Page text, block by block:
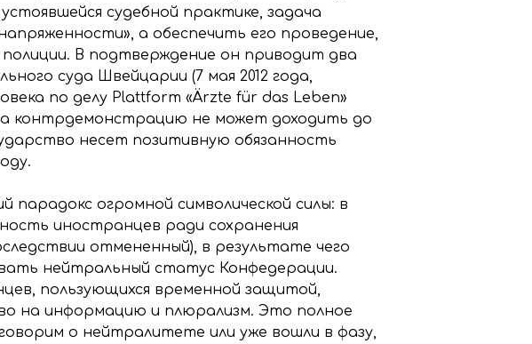
судебной практике, задача
а обеспечить его проведение,
В подтверждение он приводит два
суда Швейцарии (7 мая 2012 года,
по делу Plattform «Ärzte für das Leben»
контрдемонстрацию не может доходить до
несет позитивную обязанность
парадокс огромной символической силы: в
иностранцев ради сохранения
отмененный), в результате чего
нейтральный статус Конфедерации.
пользующихся временной защитой,
на информацию и плюрализм. Это полное
о нейтралитете или уже вошли в фазу,